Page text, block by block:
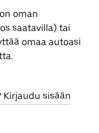
oman
saatavilla) tai
omaa autoasi
Kirjaudu sisään